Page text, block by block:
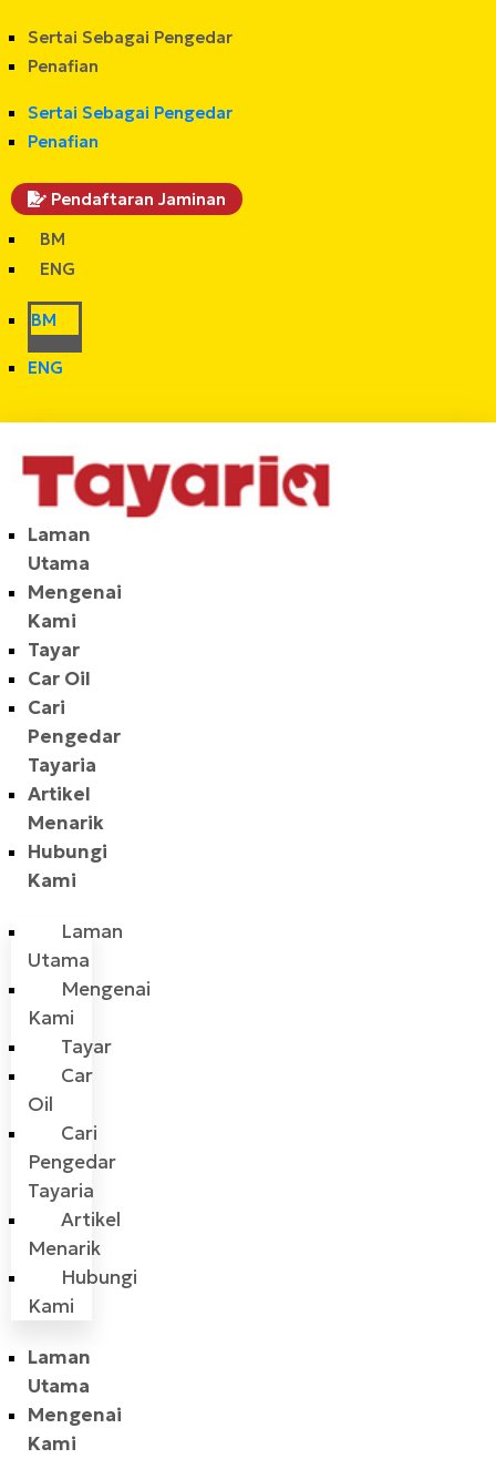
Sertai Sebagai Pengedar
Penafian
Sertai Sebagai Pengedar
Penafian
Pendaftaran Jaminan
BM
ENG
BM
ENG
Laman
Utama
Mengenai
Kami
Tayar
Car Oil
Cari
Pengedar
Tayaria
Artikel
Menarik
Hubungi
Kami
Laman
Utama
Mengenai
Kami
Tayar
Car
Oil
Cari
Pengedar
Tayaria
Artikel
Menarik
Hubungi
Kami
Laman
Utama
Mengenai
Kami